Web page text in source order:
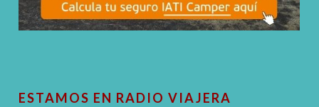
ESTAMOS EN RADIO VIAJERA